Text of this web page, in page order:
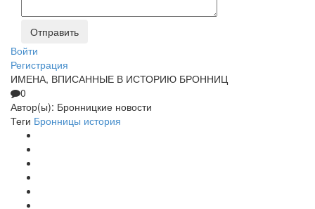
Войти
Регистрация
ИМЕНА, ВПИСАННЫЕ В ИСТОРИЮ БРОННИЦ
0
Автор(ы): Бронницкие новости
Теги Бронницы история